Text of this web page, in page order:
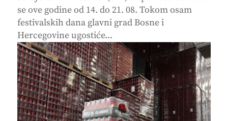
se ove godine od 14. do 21. 08. Tokom osam
festivalskih dana glavni grad Bosne i
Hercegovine ugostiće...